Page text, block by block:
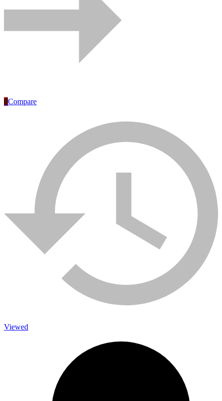
0Compare
Viewed
Сетка ЦПВС 50*0,5 (1*10м) цинк